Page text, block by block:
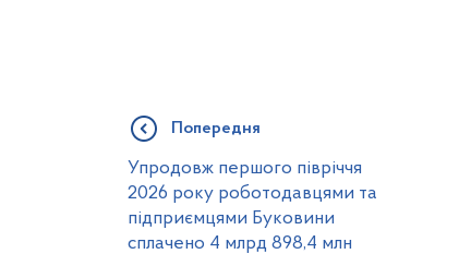
Попередня
Упродовж першого півріччя
2026 року роботодавцями та
підприємцями Буковини
сплачено 4 млрд 898,4 млн